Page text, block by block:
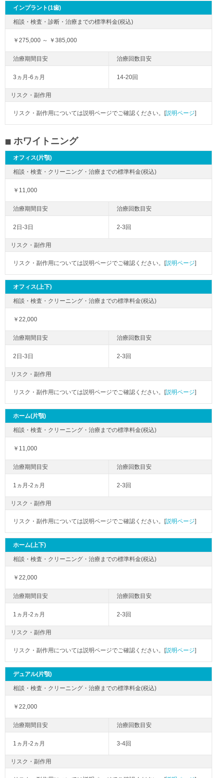
インプラント(1歯)
￥275,000 ～ ￥385,000
3ヵ月-6ヵ月 14-20回
リスク・副作用
リスク・副作用については説明ページでご確認ください。[説明ページ]
ホワイトニング
オフィス(片顎)
￥11,000
2日-3日 2-3回
リスク・副作用
リスク・副作用については説明ページでご確認ください。[説明ページ]
オフィス(上下)
￥22,000
2日-3日 2-3回
リスク・副作用
リスク・副作用については説明ページでご確認ください。[説明ページ]
ホーム(片顎)
￥11,000
1ヵ月-2ヵ月 2-3回
リスク・副作用
リスク・副作用については説明ページでご確認ください。[説明ページ]
ホーム(上下)
￥22,000
1ヵ月-2ヵ月 2-3回
リスク・副作用
リスク・副作用については説明ページでご確認ください。[説明ページ]
デュアル(片顎)
￥22,000
1ヵ月-2ヵ月 3-4回
リスク・副作用